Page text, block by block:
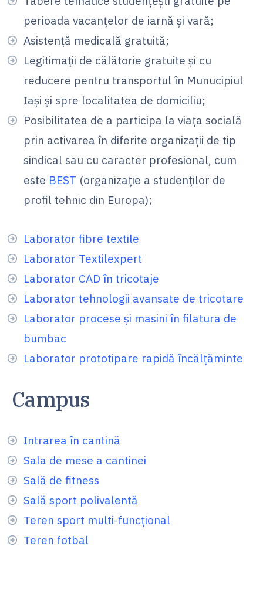
perioada vacanțelor de iarnă și vară;
Asistență medicală gratuită;
Legitimații de călătorie gratuite și cu
reducere pentru transportul în Munucipiul
Iași și spre localitatea de domiciliu;
Posibilitatea de a participa la viaţa socială
prin activarea în diferite organizaţii de tip
sindical sau cu caracter profesional, cum
este BEST (organizaţie a studenţilor de
profil tehnic din Europa);
Laborator fibre textile
Laborator Textilexpert
Laborator CAD în tricotaje
Laborator tehnologii avansate de tricotare
Laborator procese şi masini în filatura de
bumbac
Laborator prototipare rapidă încălţăminte
Campus
Intrarea în cantină
Sala de mese a cantinei
Sală de fitness
Sală sport polivalentă
Teren sport multi-funcţional
Teren fotbal